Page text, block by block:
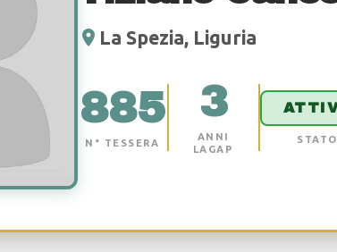
La Spezia, Liguria
885
N° TESSERA
3
ANNI
LAGAP
STATO